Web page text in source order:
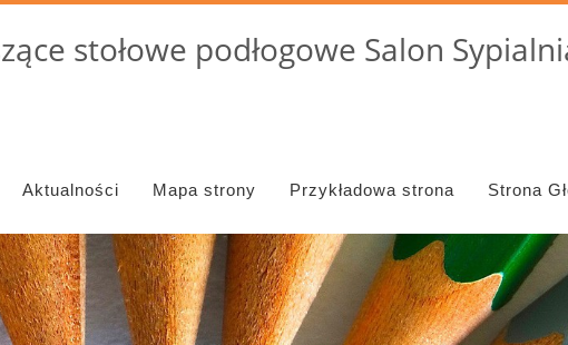
stołowe podłogowe Salon
Aktualności Mapa strony Przykładowa strona Strona